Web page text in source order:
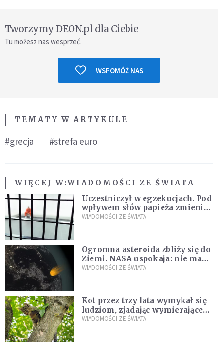
Tworzymy DEON.pl dla Ciebie
Tu możesz nas wesprzeć.
WSPOMÓŻ NAS
TEMATY W ARTYKULE
#grecja #strefa euro
WIĘCEJ W:WIADOMOŚCI ZE ŚWIATA
Uczestniczył w egzekucjach. Pod
wpływem słów papieża zmienił
zdanie
WIADOMOŚCI ZE ŚWIATA
Ogromna asteroida zbliży się do
Ziemi. NASA uspokaja: nie ma
zagrożenia
WIADOMOŚCI ZE ŚWIATA
Kot przez trzy lata wymykał się
ludziom, zjadając wymierające
kaczki. W końcu popełnił
WIADOMOŚCI ZE ŚWIATA